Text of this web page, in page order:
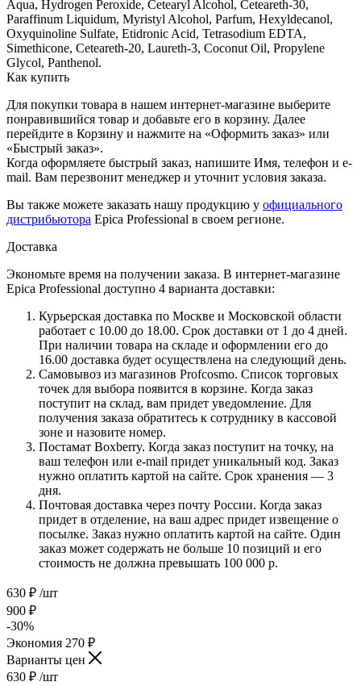
Aqua, Hydrogen Peroxide, Cetearyl Alcohol, Ceteareth-30,
Paraffinum Liquidum, Myristyl Alcohol, Parfum, Hexyldecanol,
Oxyquinoline Sulfate, Etidronic Acid, Tetrasodium EDTA,
Simethicone, Ceteareth-20, Laureth-3, Coconut Oil, Propylene
Glycol, Panthenol.
Как купить
Для покупки товара в нашем интернет-магазине выберите
понравившийся товар и добавьте его в корзину. Далее
перейдите в Корзину и нажмите на «Оформить заказ» или
«Быстрый заказ».
Когда оформляете быстрый заказ, напишите Имя, телефон и e-
mail. Вам перезвонит менеджер и уточнит условия заказа.
Вы также можете заказать нашу продукцию у официального
дистрибьютора Epica Professional в своем регионе.
Доставка
Экономьте время на получении заказа. В интернет-магазине
Epica Professional доступно 4 варианта доставки:
Курьерская доставка по Москве и Московской области
работает с 10.00 до 18.00. Срок доставки от 1 до 4 дней.
При наличии товара на складе и оформлении его до
16.00 доставка будет осуществлена на следующий день.
Самовывоз из магазинов Profcosmo. Список торговых
точек для выбора появится в корзине. Когда заказ
поступит на склад, вам придет уведомление. Для
получения заказа обратитесь к сотруднику в кассовой
зоне и назовите номер.
Постамат Boxberry. Когда заказ поступит на точку, на
ваш телефон или e-mail придет уникальный код. Заказ
нужно оплатить картой на сайте. Срок хранения — 3
дня.
Почтовая доставка через почту России. Когда заказ
придет в отделение, на ваш адрес придет извещение о
посылке. Заказ нужно оплатить картой на сайте. Один
заказ может содержать не больше 10 позиций и его
стоимость не должна превышать 100 000 р.
630 ₽ /шт
900 ₽
-30%
Экономия 270 ₽
Варианты цен
630 ₽ /шт